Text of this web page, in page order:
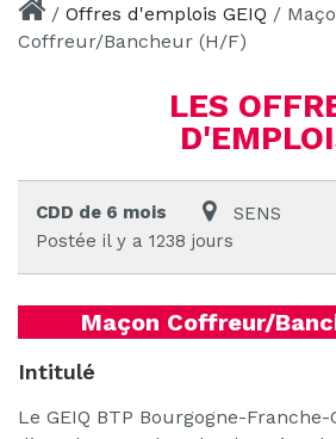
/ Offres d'emplois GEIQ /
Coffreur/Bancheur (H/F)
LES
CDD de 6 mois
SENS
Postée il y a 1238 jours
Maçon Coffreur/
Intitulé
Le GEIQ BTP Bourgogne-